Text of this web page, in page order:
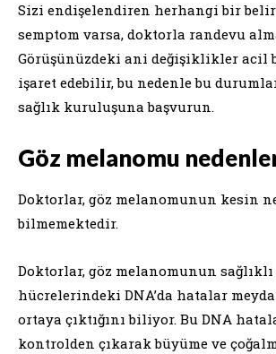
Sizi endişelendiren herhangi bir
semptom varsa, doktorla randevu
Görüşünüzdeki ani değişiklikler acil
işaret edebilir, bu nedenle bu
sağlık kuruluşuna başvurun.
Göz melanomu
Doktorlar, göz melanomunun kesin
bilmemektedir.
Doktorlar, göz melanomunun sağlıklı
hücrelerindeki DNA’da hatalar
ortaya çıktığını biliyor. Bu DNA
kontrolden çıkarak büyüme ve